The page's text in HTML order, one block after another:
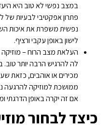
במצב נפשי לא טוב היא
פתרון אפקטיבי לבעיות של
נפשית משפרת את איכות
לישון באופן עקבי ורציף.
העלאת מצב הרוח –
לה להרגיש הרבה יותר
מכירים או אוהבים, כזאת
ממושכת למוזיקה
אם זה יקרה באופן הדרגתי
כיצד לבחור